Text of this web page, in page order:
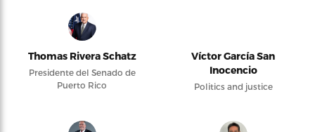
Thomas Rivera Schatz
Presidente del Senado de
Puerto Rico
Víctor García San
Inocencio
Politics and justice